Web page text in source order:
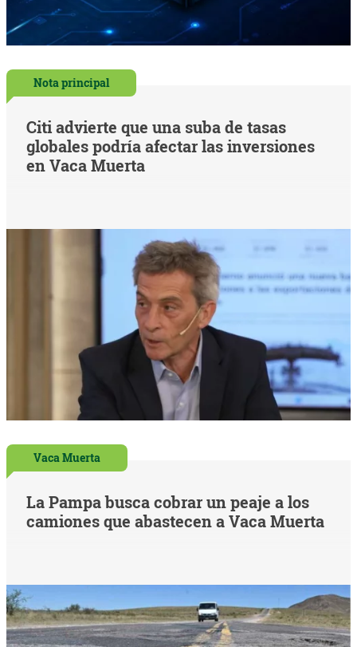
Nota principal
Citi advierte que una suba de tasas
globales podría afectar las inversiones
en Vaca Muerta
Vaca Muerta
La Pampa busca cobrar un peaje a los
camiones que abastecen a Vaca Muerta